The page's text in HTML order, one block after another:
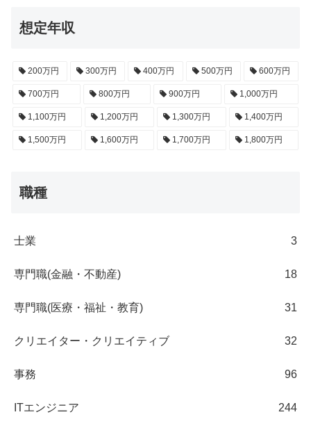
想定年収
200万円 300万円 400万円 500万円 600万円
700万円 800万円 900万円 1,000万円
1,100万円 1,200万円 1,300万円 1,400万円
1,500万円 1,600万円 1,700万円 1,800万円
職種
士業 3
専門職(金融・不動産) 18
専門職(医療・福祉・教育) 31
クリエイター・クリエイティブ 32
事務 96
ITエンジニア 244